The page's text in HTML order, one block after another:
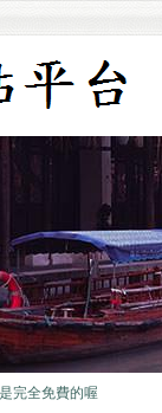
很重要的.
完全免費的喔
很重要的.
完全免費的喔